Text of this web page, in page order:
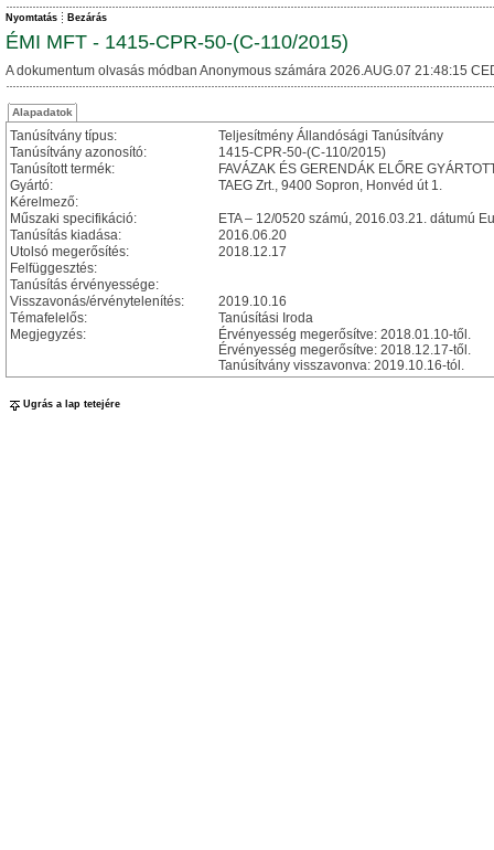
Nyomtatás Bezárás
ÉMI MFT - 1415-CPR-50-(C-110/2015)
A dokumentum olvasás módban Anonymous számára 2026.AUG.07 21:48:15
Alapadatok
Tanúsítvány típus:
Teljesítmény Állandósági Tanúsítvány
Tanúsítvány azonosító:
1415-CPR-50-(C-110/2015)
Tanúsított termék:
FAVÁZAK ÉS GERENDÁK ELŐRE
Gyártó:
TAEG Zrt., 9400 Sopron, Honvéd út 1.
Kérelmező:
Műszaki specifikáció:
ETA – 12/0520 számú, 2016.03.21. dátumú
Tanúsítás kiadása:
2016.06.20
Utolsó megerősítés:
2018.12.17
Felfüggesztés:
Tanúsítás érvényessége:
Visszavonás/érvénytelenítés:
2019.10.16
Témafelelős:
Tanúsítási Iroda
Megjegyzés:
Érvényesség megerősítve: 2018.01.10-től.
Érvényesség megerősítve: 2018.12.17-től.
Tanúsítvány visszavonva: 2019.10.16-tól.
Ugrás a lap tetejére